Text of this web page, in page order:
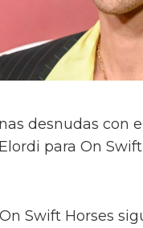
desnudas con
para On Swift
Swift Horses